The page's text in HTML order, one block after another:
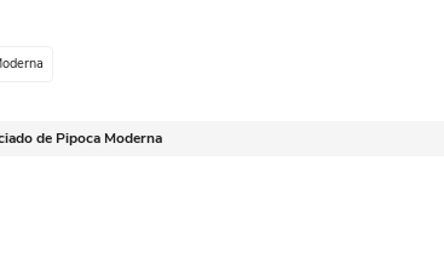
de Pipoca Moderna